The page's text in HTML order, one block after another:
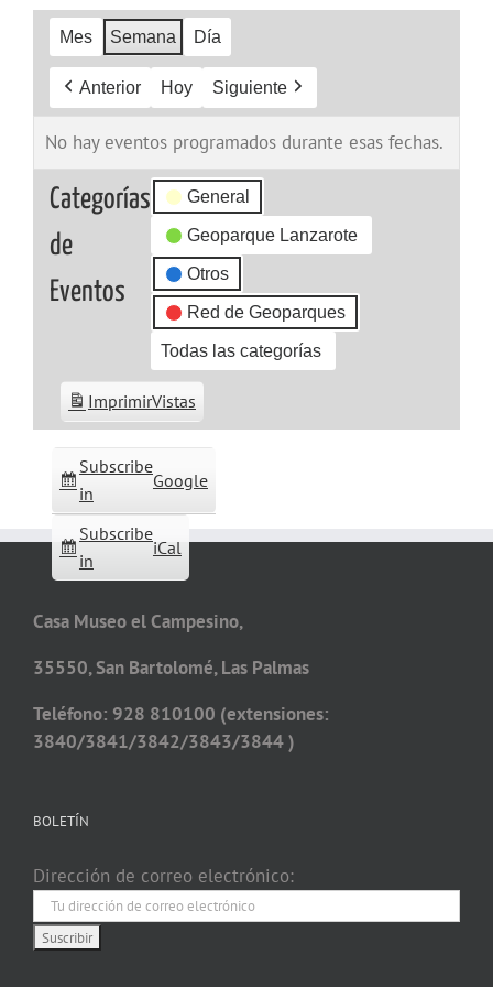
Mes Semana Día
Anterior Hoy Siguiente
No hay eventos programados durante esas fechas.
Categorías
de
Eventos
General
Geoparque Lanzarote
Otros
Red de Geoparques
Todas las categorías
Subscribe
in
Google
Subscribe
in
iCal
ImprimirVistas
Casa Museo el Campesino,
35550, San Bartolomé, Las Palmas
Teléfono: 928 810100 (extensiones:
3840/3841/3842/3843/3844 )
BOLETÍN
Dirección de correo electrónico: